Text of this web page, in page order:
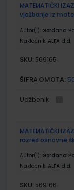
MATEMATIČKI
vježbanje iz
Autor(i): Gordana
Nakladnik: ALFA d.d.
SKU: 569165
ŠIFRA OMOTA:
Udžbenik
MATEMATIČKI
razred osnovne
Autor(i): Gordana
Nakladnik: ALFA d.d.
SKU: 569166